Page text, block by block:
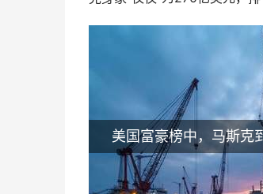
美国富豪榜中，马斯克